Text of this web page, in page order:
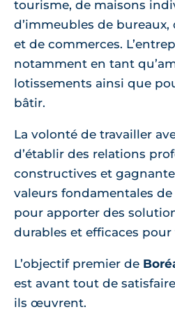
tourisme, de maisons
d’immeubles de bureaux,
et de commerces.
notamment en tant
lotissements ainsi que
bâtir.
La volonté de travailler
d’établir des relations
constructives et
valeurs fondamentales
pour apporter des
durables et efficaces pour
L’objectif premier de
est avant tout de
ils œuvrent.